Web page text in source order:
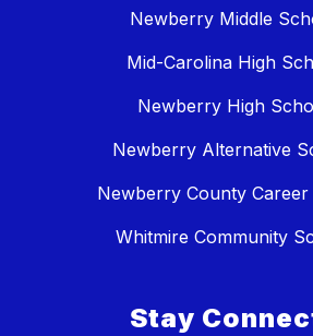
Newberry Middle
Mid-Carolina High
Newberry High
Newberry Alternative
Newberry County Career
Whitmire Community
Stay